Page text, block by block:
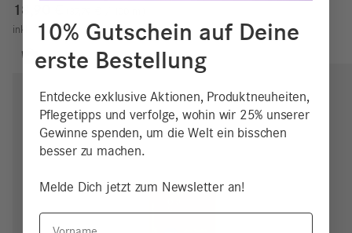
18,90
inkl. MwSt. zzgl.Versand
10% Gutschein auf Deine
erste Bestellung
Entdecke exklusive Aktionen, Produktneuheiten,
Pflegetipps und verfolge, wohin wir 25% unserer
Gewinne spenden, um die Welt ein bisschen
besser zu machen.
Melde Dich jetzt zum Newsletter an!
Vorname